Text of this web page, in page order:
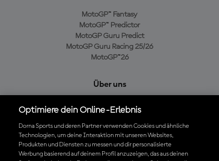
MotoGP™ Fantasy
MotoGP™ Predictor
MotoGP Guru Predict
MotoGP Guru Racing 25/26
MotoGP™26
Über uns
Cookie-Richtlinien
Geschäftsbedingungen
Datenschutzrichtlinien
Kaufrichtlinie
Optimiere dein Online-Erlebnis
Dorna Sports und deren Partner verwenden Cookies und ähnliche
Technologien, um deine Interaktion mit unseren Websites,
Produkten und Diensten zu messen und dir personalisierte
Werbung basierend auf deinem Profil anzuzeigen, das aus deinen